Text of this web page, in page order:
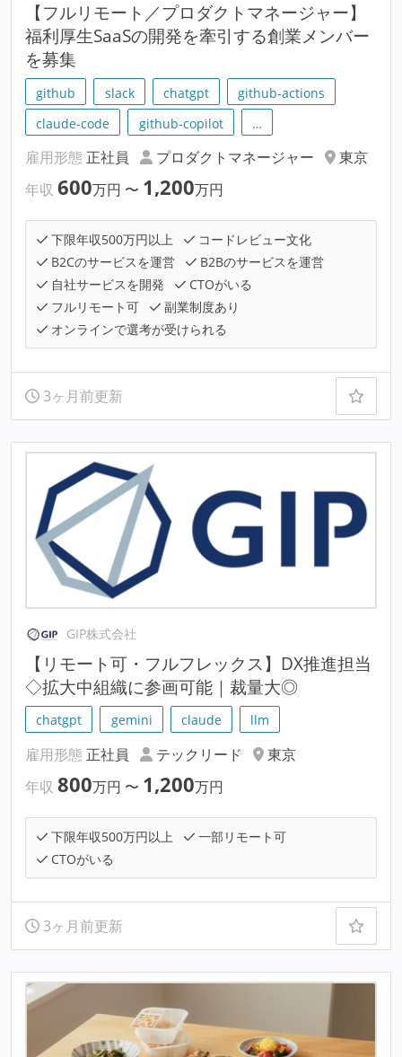
【フルリモート／プロダクトマネージャー】
福利厚生SaaSの開発を牽引する創業メンバー
を募集
github slack chatgpt
github-actions
claude-code
github-copilot …
雇用形態 正社員 プロダクトマネージャー
東京
年収 600万円 〜 1,200万円
下限年収500万円以上
コードレビュー文化
B2Cのサービスを運営
B2Bのサービスを運営
自社サービスを開発
CTOがいる
フルリモート可
副業制度あり
オンラインで選考が受けられる
3ヶ月前更新
GIP株式会社
【リモート可・フルフレックス】DX推進担当
◇拡大中組織に参画可能｜裁量大◎
chatgpt gemini claude llm
雇用形態 正社員 テックリード
東京
年収 800万円 〜 1,200万円
下限年収500万円以上
一部リモート可
CTOがいる
3ヶ月前更新